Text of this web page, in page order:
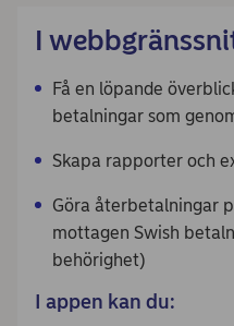
I
Få en löpande
betalningar som
Skapa rapporter och
Göra återbetalningar
mottagen Swish
behörighet)
I appen kan du: